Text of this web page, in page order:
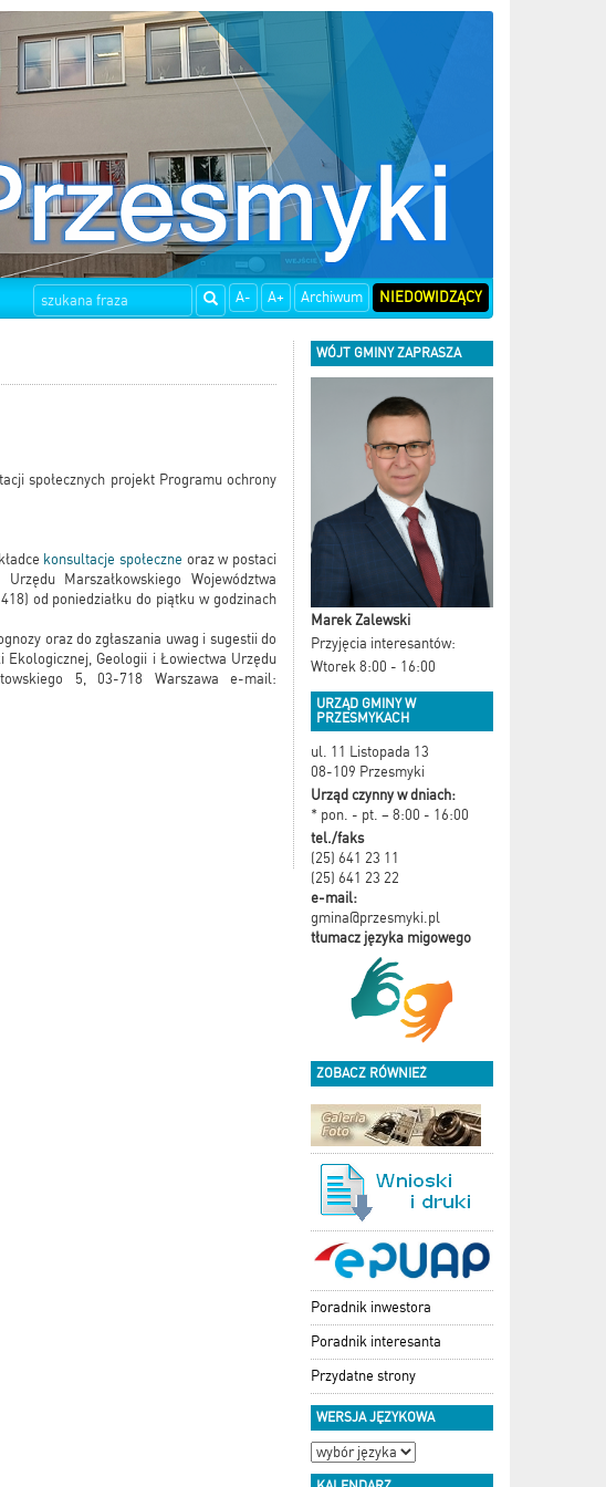
A- A+ Archiwum NIEDOWIDZĄCY
społecznych projekt Programu ochrony
konsultacje społeczne oraz w postaci
Marszałkowskiego Województwa
od poniedziałku do piątku w godzinach
oraz do zgłaszania uwag i sugestii do
Geologii i Łowiectwa Urzędu
5, 03-718 Warszawa e-mail:
WÓJT GMINY ZAPRASZA
Marek Zalewski
Przyjęcia interesantów:
Wtorek 8:00 - 16:00
URZĄD GMINY W
PRZESMYKACH
ul. 11 Listopada 13
08-109 Przesmyki
Urząd czynny w dniach:
* pon. - pt. – 8:00 - 16:00
tel./faks
(25) 641 23 11
(25) 641 23 22
e-mail:
gmina@przesmyki.pl
tłumacz języka migowego
ZOBACZ RÓWNIEŻ
Poradnik inwestora
Poradnik interesanta
Przydatne strony
WERSJA JĘZYKOWA